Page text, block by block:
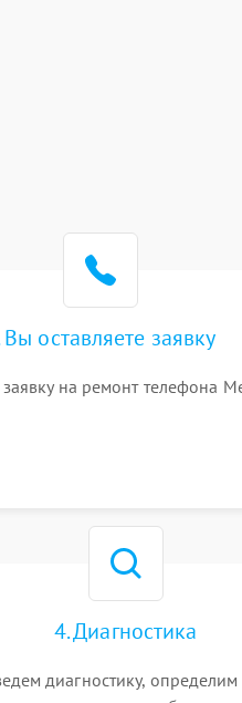
Вы оставляете заявку
заявку на ремонт телефона
4. Диагностика
диагностику,